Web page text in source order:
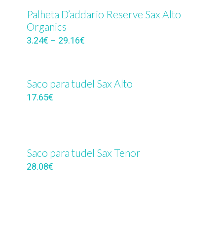
Palheta D’addario Reserve Sax Alto
Organics
3.24€ – 29.16€
Saco para tudel Sax Alto
17.65€
Saco para tudel Sax Tenor
28.08€